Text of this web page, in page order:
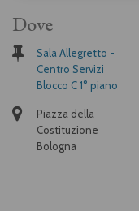
Dove
Sala Allegretto -
Centro Servizi
Blocco C 1° piano
Piazza della
Costituzione
Bologna